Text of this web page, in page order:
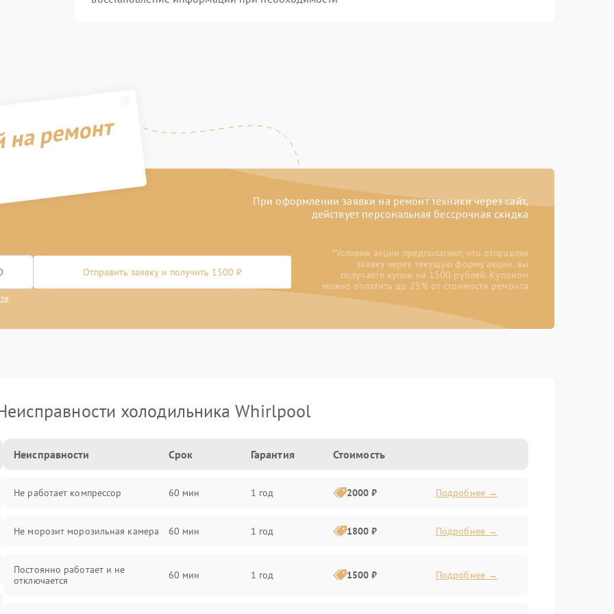
ремонт
При оформлении заявки на ремонт техники через сайт,
действует персональная бессрочная скидка
Отправить заявку и получить 1500 ₽
*Условия акции предполагают, что отправляя
заявку через текущую форму акции, вы
получаете купон на 1500 рублей. Купоном
можно оплатить до 25% от стоимости ремонта
холодильника Whirlpool
Неисправности Срок Гарантия Стоимость
Не работает компрессор 60 мин 1 год 2000 ₽ Подробнее →
Не морозит морозильная камера 60 мин 1 год 1800 ₽ Подробнее →
Постоянно работает и не
отключается
60 мин 1 год 1500 ₽ Подробнее →